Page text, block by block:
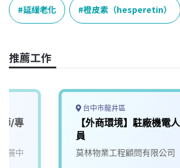
e
b
o
k
e
e
a
k
e
n
y
L
k
延緩老化 橙皮素（hesperetin）
推薦工作
/專
展中
台中市龍井區
【外商環境】駐廠機電人
員
莫林物業工程顧問有限公司